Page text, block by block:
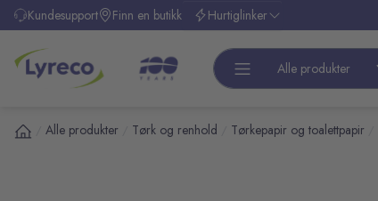
hovedinnhold
Kundesupport Finn en butikk Hurtiglinker
Alle produkter
Alle produkter Tørk og renhold Tørkepapir og toalettpapir